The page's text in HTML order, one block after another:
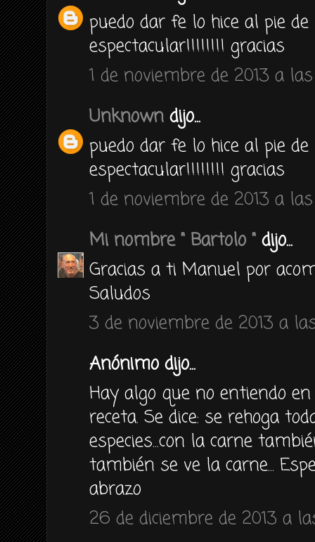
puedo dar fe lo hice al pie
espectacular!!!!!!!! gracias
1 de noviembre de 2013 a las
Unknown dijo...
puedo dar fe lo hice al pie
espectacular!!!!!!!! gracias
1 de noviembre de 2013 a las
Mi nombre " Bartolo " dijo...
Gracias a ti Manuel por
Saludos
3 de noviembre de 2013 a
Anónimo dijo...
Hay algo que no entiendo
receta. Se dice: se rehoga
especies...con la carne
también se ve la carne...
abrazo
26 de diciembre de 2013 a